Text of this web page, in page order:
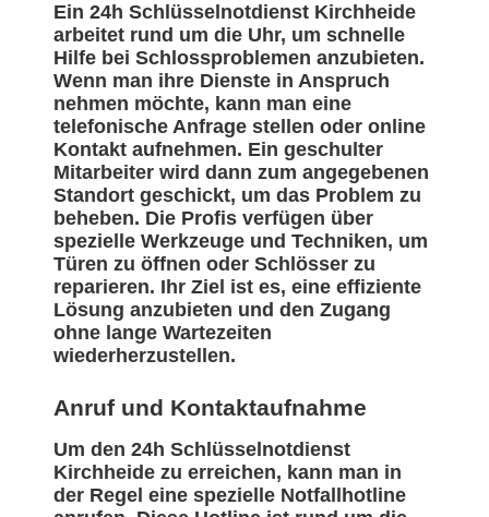
Ein 24h Schlüsselnotdienst Kirchheide
arbeitet rund um die Uhr, um schnelle
Hilfe bei Schlossproblemen anzubieten.
Wenn man ihre Dienste in Anspruch
nehmen möchte, kann man eine
telefonische Anfrage stellen oder online
Kontakt aufnehmen. Ein geschulter
Mitarbeiter wird dann zum angegebenen
Standort geschickt, um das Problem zu
beheben. Die Profis verfügen über
spezielle Werkzeuge und Techniken, um
Türen zu öffnen oder Schlösser zu
reparieren. Ihr Ziel ist es, eine effiziente
Lösung anzubieten und den Zugang
ohne lange Wartezeiten
wiederherzustellen.
Anruf und Kontaktaufnahme
Um den 24h Schlüsselnotdienst
Kirchheide zu erreichen, kann man in
der Regel eine spezielle Notfallhotline